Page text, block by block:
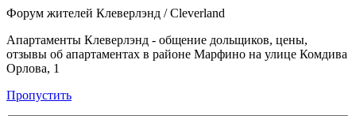
Форум жителей Клеверлэнд / Cleverland
Апартаменты Клеверлэнд - общение дольщиков, цены,
отзывы об апартаментах в районе Марфино на улице Комдива
Орлова, 1
Пропустить